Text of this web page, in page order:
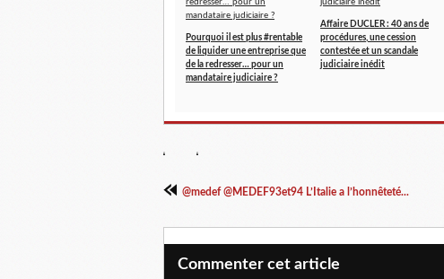
Pourquoi il est plus #rentable
de liquider une entreprise que
de la redresser… pour un
mandataire judiciaire ?
Affaire DUCLER : 40 ans de
procédures, une cession
contestée et un scandale
judiciaire inédit
@medef @MEDEF93et94 L’Italie a l’honnêteté...
Commenter cet article